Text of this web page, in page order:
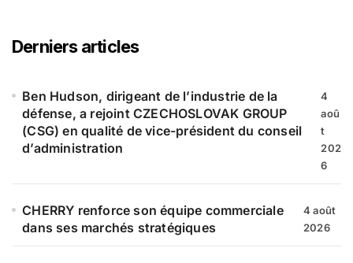
r
c
e
Derniers articles
Ben Hudson, dirigeant de l’industrie de la
défense, a rejoint CZECHOSLOVAK GROUP
(CSG) en qualité de vice-président du conseil
d’administration
4
aoû
t
202
6
CHERRY renforce son équipe commerciale
dans ses marchés stratégiques
4 août
2026